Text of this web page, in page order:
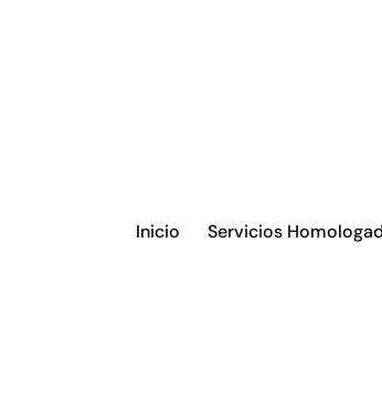
Inicio Servicios